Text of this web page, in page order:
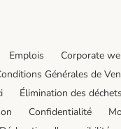
Emplois
Corporate
Générales de
Élimination des déchets
Confidentialité